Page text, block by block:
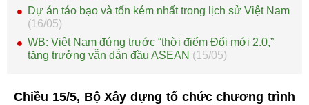
Dự án táo bạo và tốn kém nhất trong lịch sử Việt Nam
(16/05)
WB: Việt Nam đứng trước “thời điểm Đổi mới 2.0,”
tăng trưởng vẫn dẫn đầu ASEAN (15/05)
Chiều 15/5, Bộ Xây dựng tổ chức chương trình